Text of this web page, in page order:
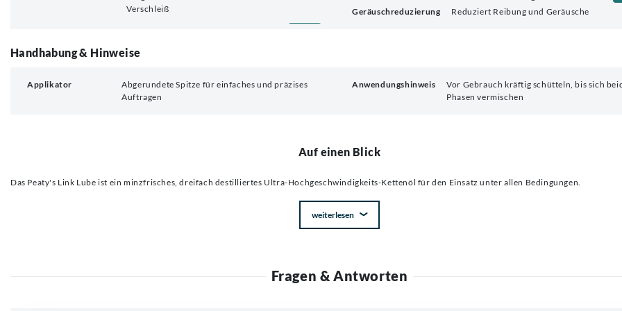
Verschleiß
Geräuschreduzierung
Reduziert Reibung und Geräusche
Handhabung & Hinweise
Applikator
Abgerundete Spitze für einfaches und präzises
Auftragen
Anwendungshinweis
Vor Gebrauch kräftig schütteln, bis sich
Phasen vermischen
Auf einen Blick
Das Peaty's Link Lube ist ein minzfrisches, dreifach destilliertes Ultra-Hochgeschwindigkeits-Kettenöl für den Einsatz unter allen Bedingungen.
weiterlesen
Fragen & Antworten